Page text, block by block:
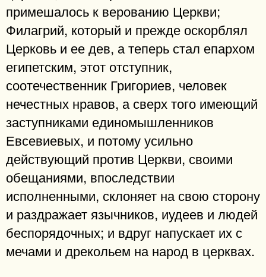
примешалось к верованию Церкви;
Филагрий, который и прежде оскорблял
Церковь и ее дев, а теперь стал епархом
египетским, этот отступник,
соотечественник Григориев, человек
нечестных нравов, а сверх того имеющий
заступниками единомышленников
Евсевиевых, и потому усильно
действующий против Церкви, своими
обещаниями, впоследствии
исполненными, склоняет на свою сторону
и раздражает язычников, иудеев и людей
беспорядочных; и вдруг напускает их с
мечами и дрекольем на народ в церквах.